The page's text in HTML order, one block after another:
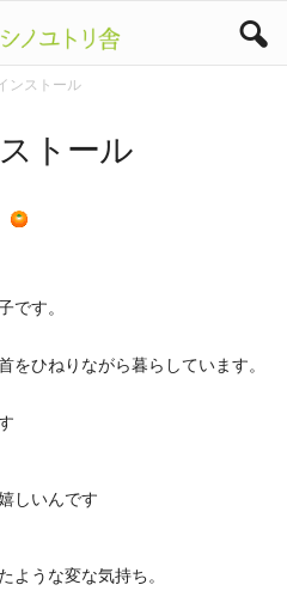
ンストール
トール
です。
をひねりながら暮らしています。
しいんです
ような変な気持ち。